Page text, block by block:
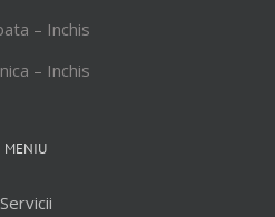
– Inchis
– Inchis
MENIU
Servicii